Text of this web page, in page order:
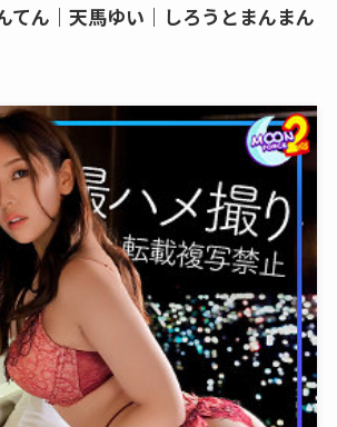
てん｜天馬ゆい｜しろうとまんまん